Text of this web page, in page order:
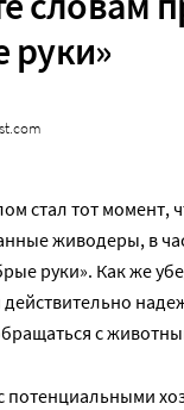
руки»
стал тот момент,
живодеры, в
руки». Как же
с
потенциальными